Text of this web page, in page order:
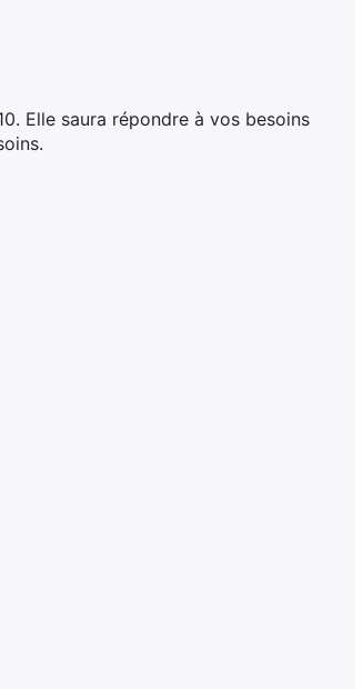
Elle saura répondre à vos besoins